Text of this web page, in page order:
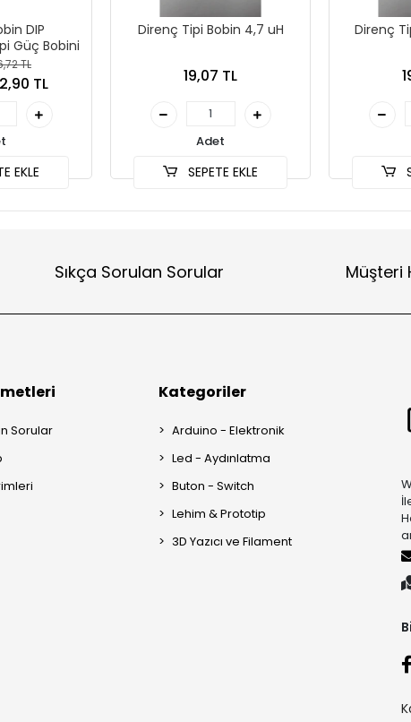
DIP
Güç Bobini
TL
TL
EKLE
Direnç Tipi Bobin 4,7 uH
19,07 TL
Adet
SEPETE EKLE
Direnç
Sıkça Sorulan Sorular Müşteri
Sorular
Kategoriler
Arduino - Elektronik
Led - Aydınlatma
Buton - Switch
Lehim & Prototip
3D Yazıcı ve Filament